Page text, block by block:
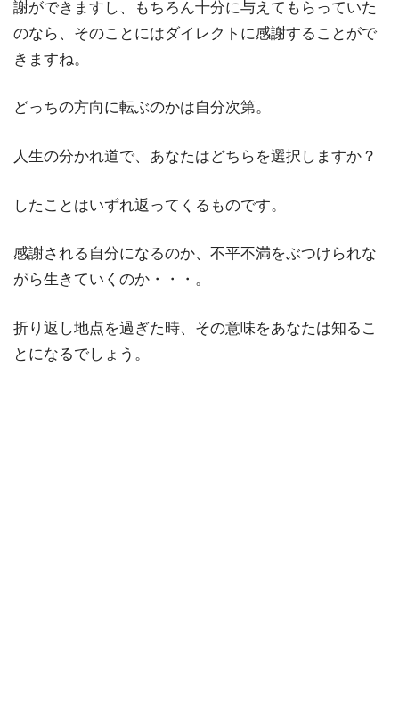
謝ができますし、もちろん十分に与えてもらっていた
のなら、そのことにはダイレクトに感謝することがで
きますね。
どっちの方向に転ぶのかは自分次第。
人生の分かれ道で、あなたはどちらを選択しますか？
したことはいずれ返ってくるものです。
感謝される自分になるのか、不平不満をぶつけられな
がら生きていくのか・・・。
折り返し地点を過ぎた時、その意味をあなたは知るこ
とになるでしょう。